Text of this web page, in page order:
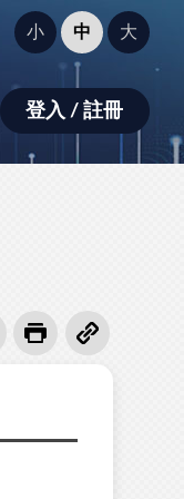
字
型
小：
小 中 大
登入 / 註冊